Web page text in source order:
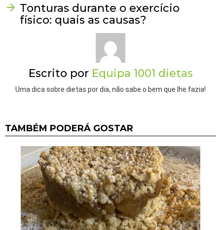
Tonturas durante o exercício
físico: quais as causas?
Escrito por Equipa 1001 dietas
Uma dica sobre dietas por dia, não sabe o bem que lhe fazia!
TAMBÉM PODERÁ GOSTAR